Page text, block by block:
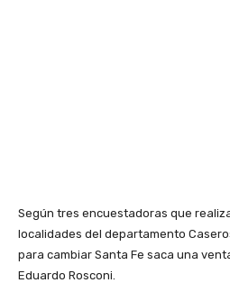
Según tres encuestadoras que
localidades del departamento
para cambiar Santa Fe saca una
Eduardo Rosconi.